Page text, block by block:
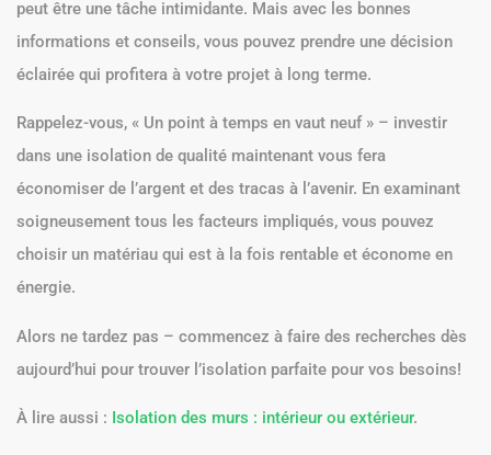
peut être une tâche intimidante. Mais avec les bonnes
informations et conseils, vous pouvez prendre une décision
éclairée qui profitera à votre projet à long terme.
Rappelez-vous, « Un point à temps en vaut neuf » – investir
dans une isolation de qualité maintenant vous fera
économiser de l’argent et des tracas à l’avenir. En examinant
soigneusement tous les facteurs impliqués, vous pouvez
choisir un matériau qui est à la fois rentable et économe en
énergie.
Alors ne tardez pas – commencez à faire des recherches dès
aujourd’hui pour trouver l’isolation parfaite pour vos besoins!
À lire aussi : Isolation des murs : intérieur ou extérieur.